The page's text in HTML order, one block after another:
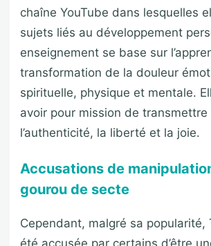
chaîne YouTube dans lesquelles
sujets liés au développement
enseignement se base sur
transformation de la douleur
spirituelle, physique et mentale.
avoir pour mission de transmettre
l’authenticité, la liberté et la joie.
Accusations de
gourou de secte
Cependant, malgré sa popularité,